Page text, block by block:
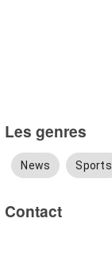
Les genres
News Sports
Contact